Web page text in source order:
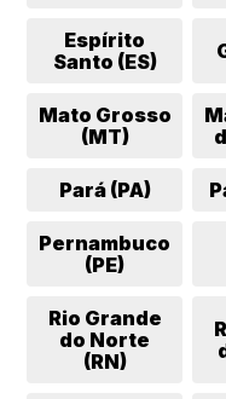
Espírito
Santo (ES)
Mato Grosso
(MT)
Pará (PA)
Pernambuco
(PE)
Rio Grande
do Norte
(RN)